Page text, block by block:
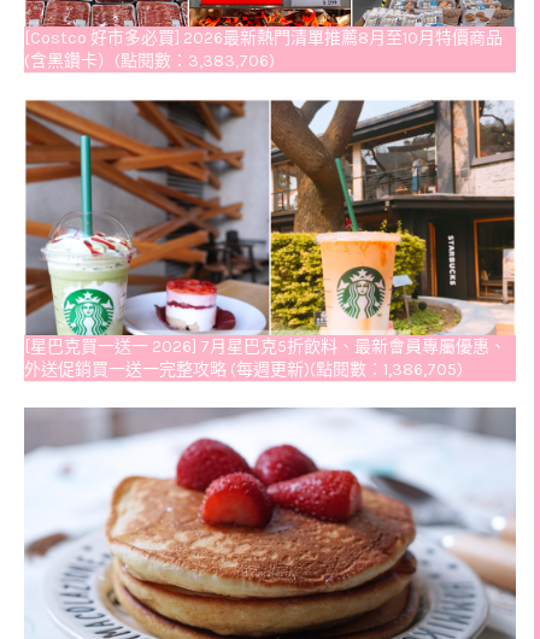
[Costco 好市多必買] 2026最新熱門清單推薦8月至10月特價商品
(含黑鑽卡）(點閱數：3,383,706)
[星巴克買一送一 2026] 7月星巴克5折飲料、最新會員專屬優惠、
外送促銷買一送一完整攻略 (每週更新)(點閱數：1,386,705)